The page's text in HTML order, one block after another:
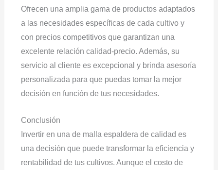
Ofrecen una amplia gama de productos adaptados
a las necesidades específicas de cada cultivo y
con precios competitivos que garantizan una
excelente relación calidad-precio. Además, su
servicio al cliente es excepcional y brinda asesoría
personalizada para que puedas tomar la mejor
decisión en función de tus necesidades.
Conclusión
Invertir en una de malla espaldera de calidad es
una decisión que puede transformar la eficiencia y
rentabilidad de tus cultivos. Aunque el costo de